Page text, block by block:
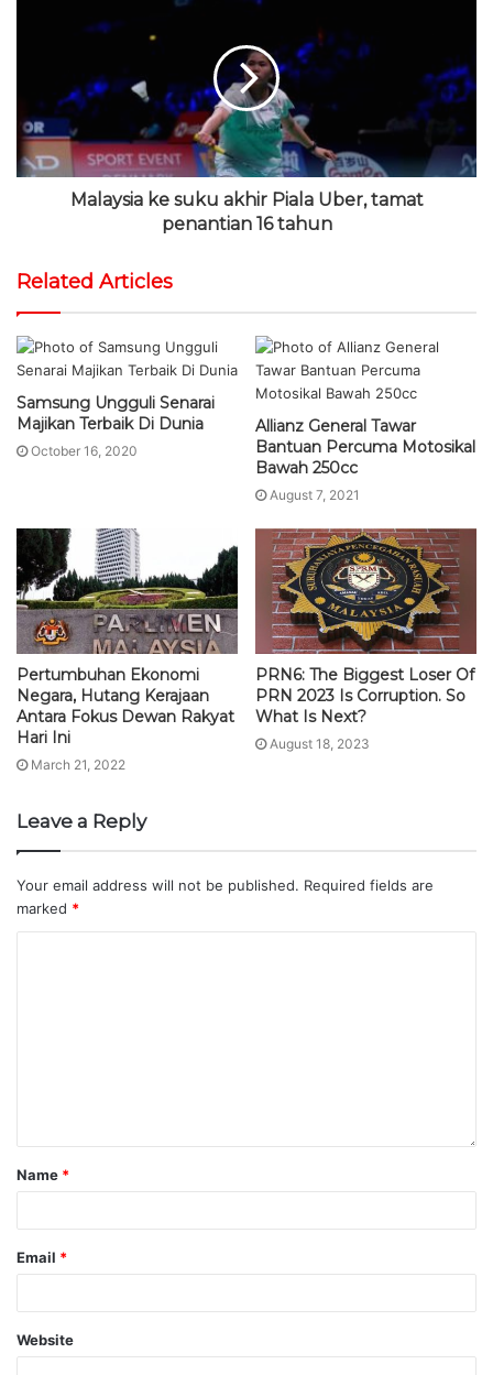
Malaysia ke suku akhir Piala Uber, tamat
penantian 16 tahun
Related Articles
Samsung Ungguli Senarai
Majikan Terbaik Di Dunia
October 16, 2020
Allianz General Tawar
Bantuan Percuma Motosikal
Bawah 250cc
August 7, 2021
Pertumbuhan Ekonomi
Negara, Hutang Kerajaan
Antara Fokus Dewan Rakyat
Hari Ini
March 21, 2022
PRN6: The Biggest Loser Of
PRN 2023 Is Corruption. So
What Is Next?
August 18, 2023
Leave a Reply
Your email address will not be published. Required fields are
marked *
Name *
Email *
Website